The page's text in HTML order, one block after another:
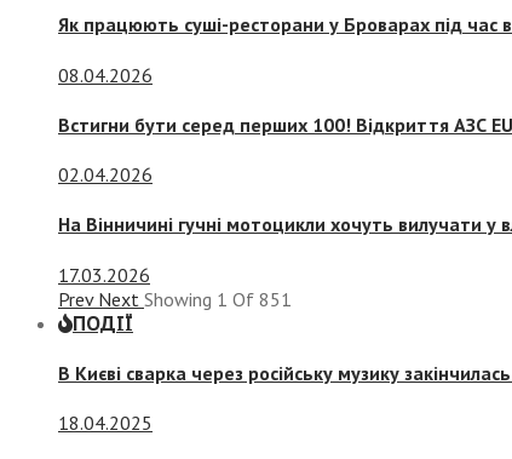
Як працюють суші-ресторани у Броварах під час
08.04.2026
Встигни бути серед перших 100! Відкриття АЗС
02.04.2026
На Вінничині гучні мотоцикли хочуть вилучати
17.03.2026
Prev Next Showing 1 Of 851
ПОДІЇ
В Києві сварка через російську музику
18.04.2025